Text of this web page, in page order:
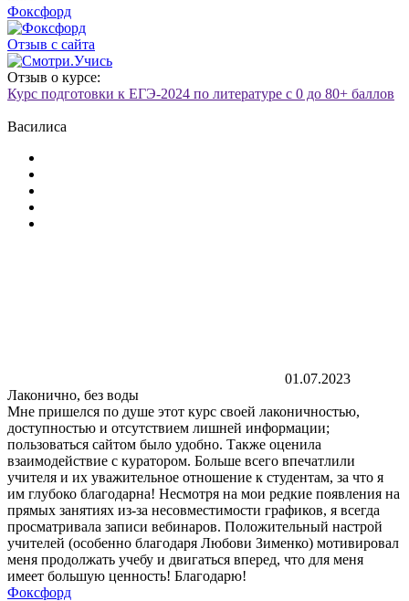
Фоксфорд
Отзыв с сайта
Отзыв о курсе:
Курс подготовки к ЕГЭ-2024 по литературе с 0 до 80+ баллов
Василиса
01.07.2023
Лаконично, без воды
Мне пришелся по душе этот курс своей лаконичностью,
доступностью и отсутствием лишней информации;
пользоваться сайтом было удобно. Также оценила
взаимодействие с куратором. Больше всего впечатлили
учителя и их уважительное отношение к студентам, за что я
им глубоко благодарна! Несмотря на мои редкие появления на
прямых занятиях из-за несовместимости графиков, я всегда
просматривала записи вебинаров. Положительный настрой
учителей (особенно благодаря Любови Зименко) мотивировал
меня продолжать учебу и двигаться вперед, что для меня
имеет большую ценность! Благодарю!
Фоксфорд